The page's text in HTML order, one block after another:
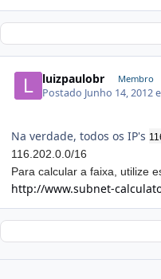
luizpaulobr Membro
Postado Junho 14, 2012
Na verdade, todos os IP's
116.202.0.0/16
Para calcular a faixa, utilize
http://www.subnet-